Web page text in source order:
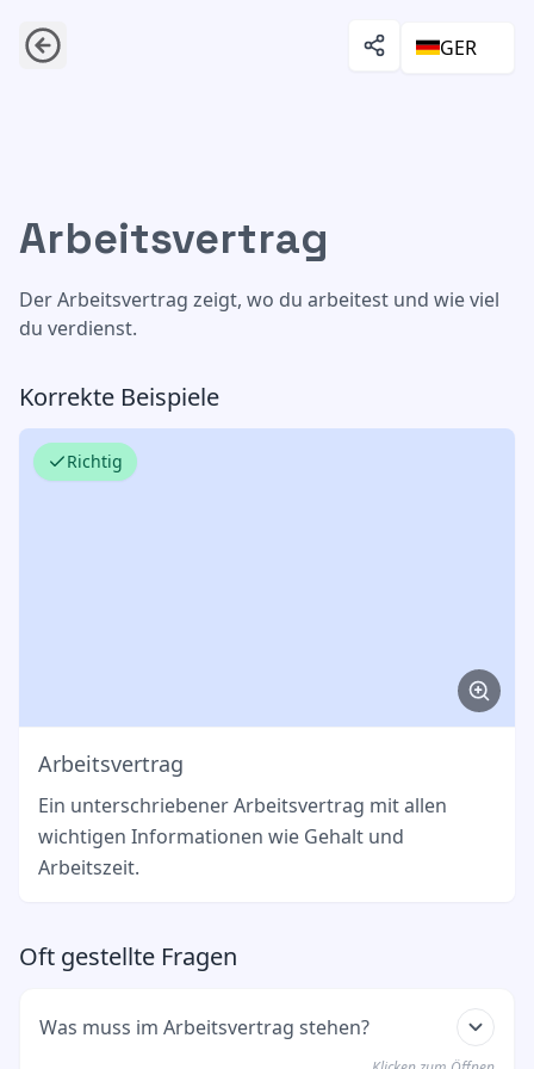
GER
Arbeitsvertrag
Arbeitsvertrag
Der Arbeitsvertrag zeigt, wo du arbeitest und wie viel
du verdienst.
Korrekte Beispiele
Richtig
Arbeitsvertrag
Ein unterschriebener Arbeitsvertrag mit allen
wichtigen Informationen wie Gehalt und
Arbeitszeit.
Oft gestellte Fragen
Was muss im Arbeitsvertrag stehen?